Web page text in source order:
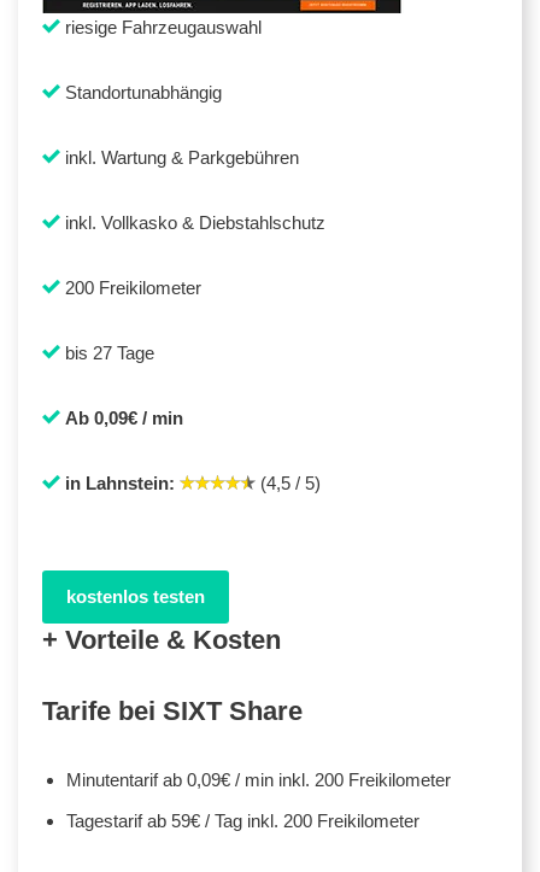
riesige Fahrzeugauswahl
Standortunabhängig
inkl. Wartung & Parkgebühren
inkl. Vollkasko & Diebstahlschutz
200 Freikilometer
bis 27 Tage
Ab 0,09€ / min
in Lahnstein: (4,5 / 5)
kostenlos testen
+ Vorteile & Kosten
Tarife bei SIXT Share
Minutentarif ab 0,09€ / min inkl. 200 Freikilometer
Tagestarif ab 59€ / Tag inkl. 200 Freikilometer